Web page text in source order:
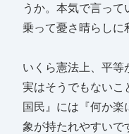
うか。本気で言っ
乗って憂さ晴らしに
いくら憲法上、平
実はそうでもないこ
国民』には『何か楽
象が持たれやすいで